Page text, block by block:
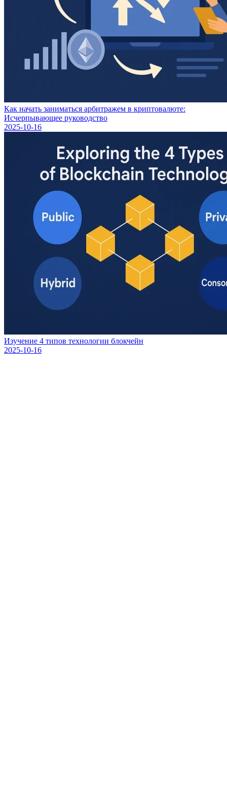
Как начать заниматься арбитражем в криптовалюте:
Исчерпывающее руководство
2025-10-16
Изучение 4 типов технологии блокчейн
2025-10-16